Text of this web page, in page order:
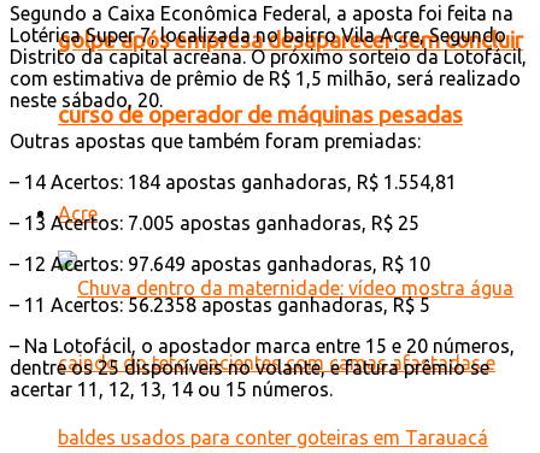
golpe após empresa desaparecer sem concluir
curso de operador de máquinas pesadas
Acre
Segundo a Caixa Econômica Federal, a aposta foi feita na
Lotérica Super 7, localizada no bairro Vila Acre, Segundo
Distrito da capital acreana. O próximo sorteio da Lotofácil,
com estimativa de prêmio de R$ 1,5 milhão, será realizado
neste sábado, 20.
Outras apostas que também foram premiadas:
– 14 Acertos: 184 apostas ganhadoras, R$ 1.554,81
– 13 Acertos: 7.005 apostas ganhadoras, R$ 25
– 12 Acertos: 97.649 apostas ganhadoras, R$ 10
– 11 Acertos: 56.2358 apostas ganhadoras, R$ 5
– Na Lotofácil, o apostador marca entre 15 e 20 números,
dentre os 25 disponíveis no volante, e fatura prêmio se
acertar 11, 12, 13, 14 ou 15 números.